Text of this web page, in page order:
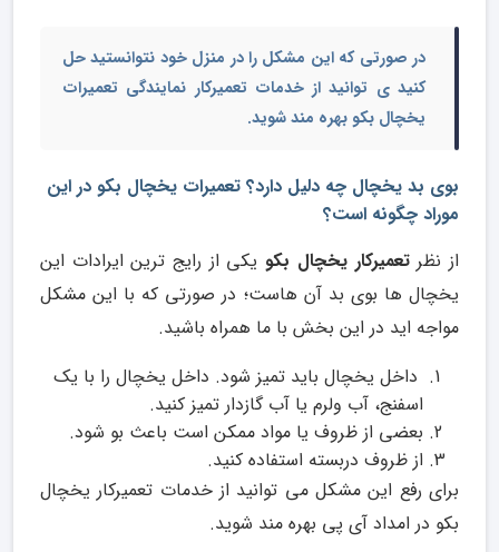
در صورتی که این مشکل را در منزل خود نتوانستید حل
کنید ی توانید ازخدمات تعمیرکار نمایندگی تعمیرات
یخچال بکو بهره مند شوید.
بوی بد یخچال چه دلیل دارد؟ تعمیرات یخچال بکو در این
موراد چگونه است؟
از نظرتعمیرکار یخچال بکو یکی از رایج ترین ایرادات این
یخچال ها بوی بد آن هاست؛ در صورتی که با این مشکل
مواجه اید در این بخش با ما همراه باشید.
داخل یخچال باید تمیز شود. داخل یخچال را با یک
اسفنج، آب ولرم یا آب گازدار تمیز کنید.
بعضی از ظروف یا مواد ممکن است باعث بو شود.
از ظروف دربسته استفاده کنید.
برای رفع این مشکل می توانید از خدمات تعمیرکار یخچال
بکو در امداد آی پی بهره مند شوید.